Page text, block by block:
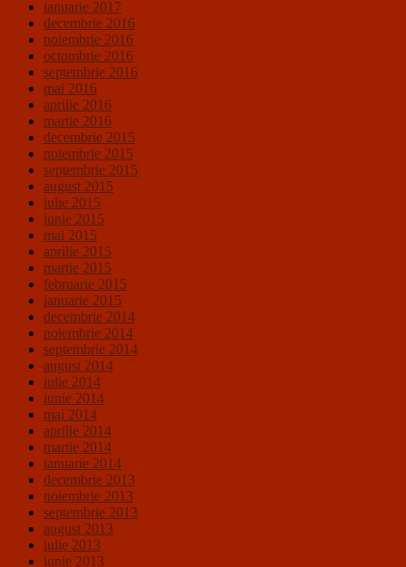
ianuarie 2017
decembrie 2016
noiembrie 2016
octombrie 2016
septembrie 2016
mai 2016
aprilie 2016
martie 2016
decembrie 2015
noiembrie 2015
septembrie 2015
august 2015
iulie 2015
iunie 2015
mai 2015
aprilie 2015
martie 2015
februarie 2015
ianuarie 2015
decembrie 2014
noiembrie 2014
septembrie 2014
august 2014
iulie 2014
iunie 2014
mai 2014
aprilie 2014
martie 2014
ianuarie 2014
decembrie 2013
noiembrie 2013
septembrie 2013
august 2013
iulie 2013
iunie 2013